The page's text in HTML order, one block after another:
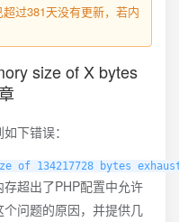
过381天没有更新，若内
size of X bytes
下错误：
of 134217728 bytes
超出了PHP配置中允许
问题的原因，并提供几